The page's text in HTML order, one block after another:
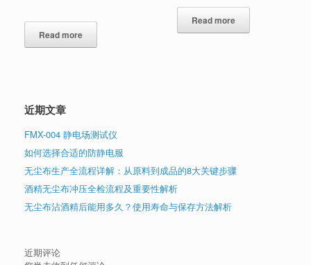
Read more
Read more
近期文章
FMX-004 静电场测试仪
如何选择合适的防静电服
无尘布生产全流程详解：从原料到成品的8大关键步骤
酒精无尘布冲压全检流程及重要性解析
无尘布沾酒精后能用多久？使用寿命与保存方法解析
近期评论